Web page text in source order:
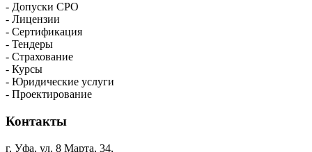
- Допуски СРО
- Лицензии
- Сертификация
- Тендеры
- Страхование
- Курсы
- Юридические услуги
- Проектирование
Контакты
г, Уфа, ул. 8 Марта, 34,